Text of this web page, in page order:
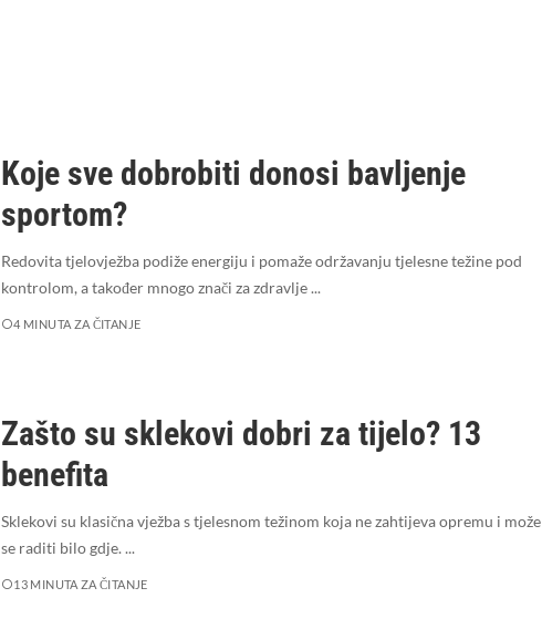
Koje sve dobrobiti donosi bavljenje
sportom?
Redovita tjelovježba podiže energiju i pomaže održavanju tjelesne težine pod
kontrolom, a također mnogo znači za zdravlje...
4 MINUTA ZA ČITANJE
Zašto su sklekovi dobri za tijelo? 13
benefita
Sklekovi su klasična vježba s tjelesnom težinom koja ne zahtijeva opremu i može
se raditi bilo gdje. ...
13 MINUTA ZA ČITANJE